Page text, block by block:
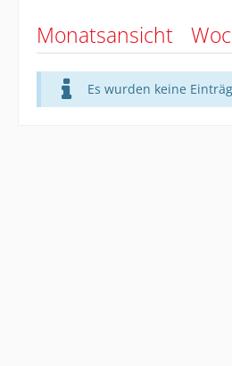
Monatsansicht
Es wurden keine